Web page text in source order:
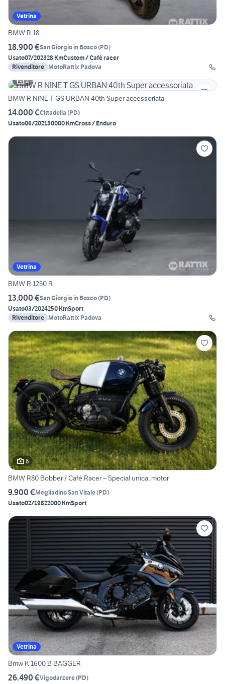
Vetrina
BMW R 18
18.900 €San Giorgio in Bosco(PD)
Usato07/202328 KmCustom / Café racer
Rivenditore MotoRattix Padova
4
BMW R NINE T GS URBAN 40th Super accessoriata
14.000 €Cittadella (PD)
Usato06/202130000 KmCross / Enduro
Vetrina
BMW R 1250 R
13.000 €San Giorgio in Bosco(PD)
Usato03/2024250 KmSport
Rivenditore MotoRattix Padova
6
BMW R80 Bobber / Café Racer – Special unica, motor
9.900 €Megliadino San Vitale(PD)
Usato02/19822000 KmSport
Vetrina
Bmw K 1600 B BAGGER
26.490 €Vigodarzere(PD)